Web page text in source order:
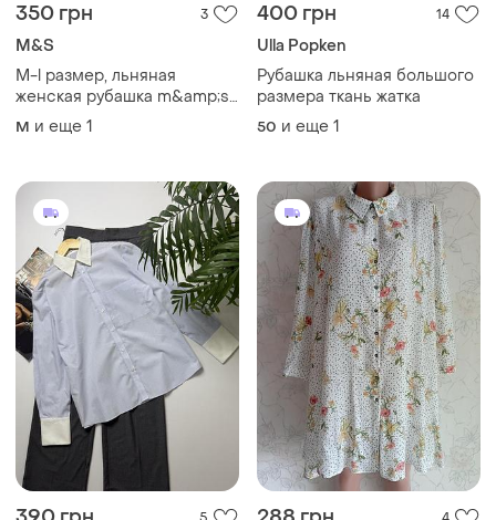
350 грн 3
M&S
M-l размер, льняная
женская рубашка m&amp;s
цвет голубой, полоска
M и еще 1
400 грн 14
Ulla Popken
Рубашка льняная большого
размера ткань жатка
50 и еще 1